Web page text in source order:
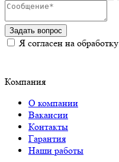
Задать вопрос
Я согласен на обработку
Компания
О компании
Вакансии
Контакты
Гарантия
Наши работы